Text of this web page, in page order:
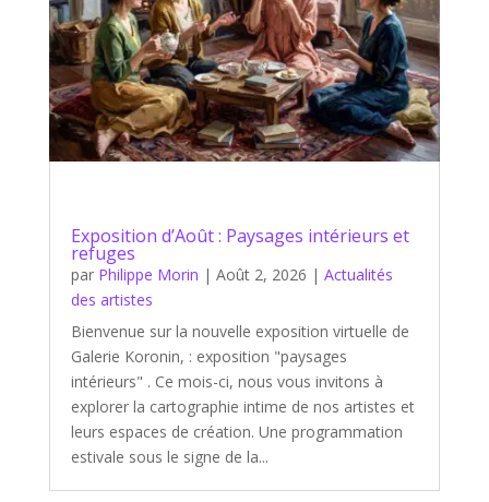
Exposition d’Août : Paysages intérieurs et
refuges
par Philippe Morin | Août 2, 2026 | Actualités
des artistes
Bienvenue sur la nouvelle exposition virtuelle de
Galerie Koronin, : exposition "paysages
intérieurs" . Ce mois-ci, nous vous invitons à
explorer la cartographie intime de nos artistes et
leurs espaces de création. Une programmation
estivale sous le signe de la...